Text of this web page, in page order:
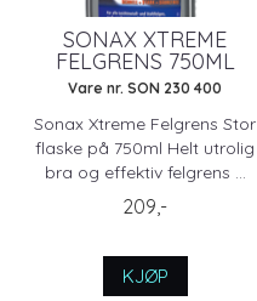
SONAX XTREME
FELGRENS 750ML
Vare nr. SON 230 400
Sonax Xtreme Felgrens Stor
flaske på 750ml Helt utrolig
bra og effektiv felgrens ...
209,-
KJØP